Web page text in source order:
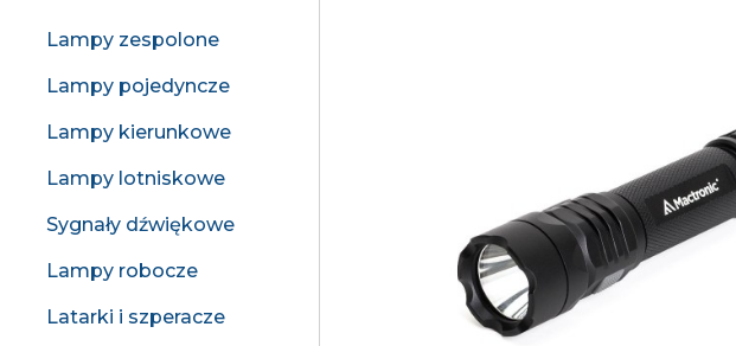
Lampy zespolone
Lampy pojedyncze
Lampy kierunkowe
Lampy lotniskowe
Sygnały dźwiękowe
Lampy robocze
Latarki i szperacze